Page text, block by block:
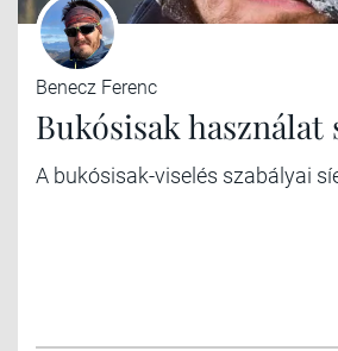
Benecz Ferenc
Bukósisak használat
A bukósisak-viselés szabályai